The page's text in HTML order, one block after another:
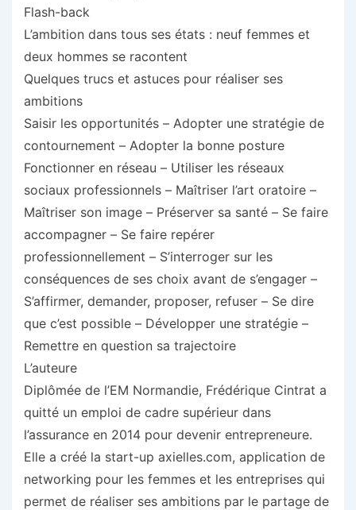
Flash-back
L’ambition dans tous ses états : neuf femmes et
deux hommes se racontent
Quelques trucs et astuces pour réaliser ses
ambitions
Saisir les opportunités – Adopter une stratégie de
contournement – Adopter la bonne posture
Fonctionner en réseau – Utiliser les réseaux
sociaux professionnels – Maîtriser l’art oratoire –
Maîtriser son image – Préserver sa santé – Se faire
accompagner – Se faire repérer
professionnellement – S’interroger sur les
conséquences de ses choix avant de s’engager –
S’affirmer, demander, proposer, refuser – Se dire
que c’est possible – Développer une stratégie –
Remettre en question sa trajectoire
L’auteure
Diplômée de l’EM Normandie, Frédérique Cintrat a
quitté un emploi de cadre supérieur dans
l’assurance en 2014 pour devenir entrepreneure.
Elle a créé la start-up axielles.com, application de
networking pour les femmes et les entreprises qui
permet de réaliser ses ambitions par le partage de